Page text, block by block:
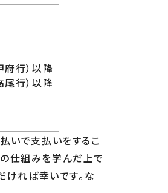
府行）以降
尾行）以降
いで支払いをするこ
仕組みを学んだ上で
ければ幸いです。な